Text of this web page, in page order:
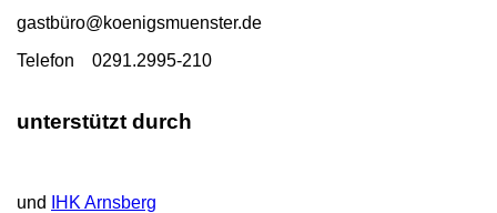
gastbüro@koenigsmuenster.de
Telefon 0291.2995-210
unterstützt durch
und IHK Arnsberg